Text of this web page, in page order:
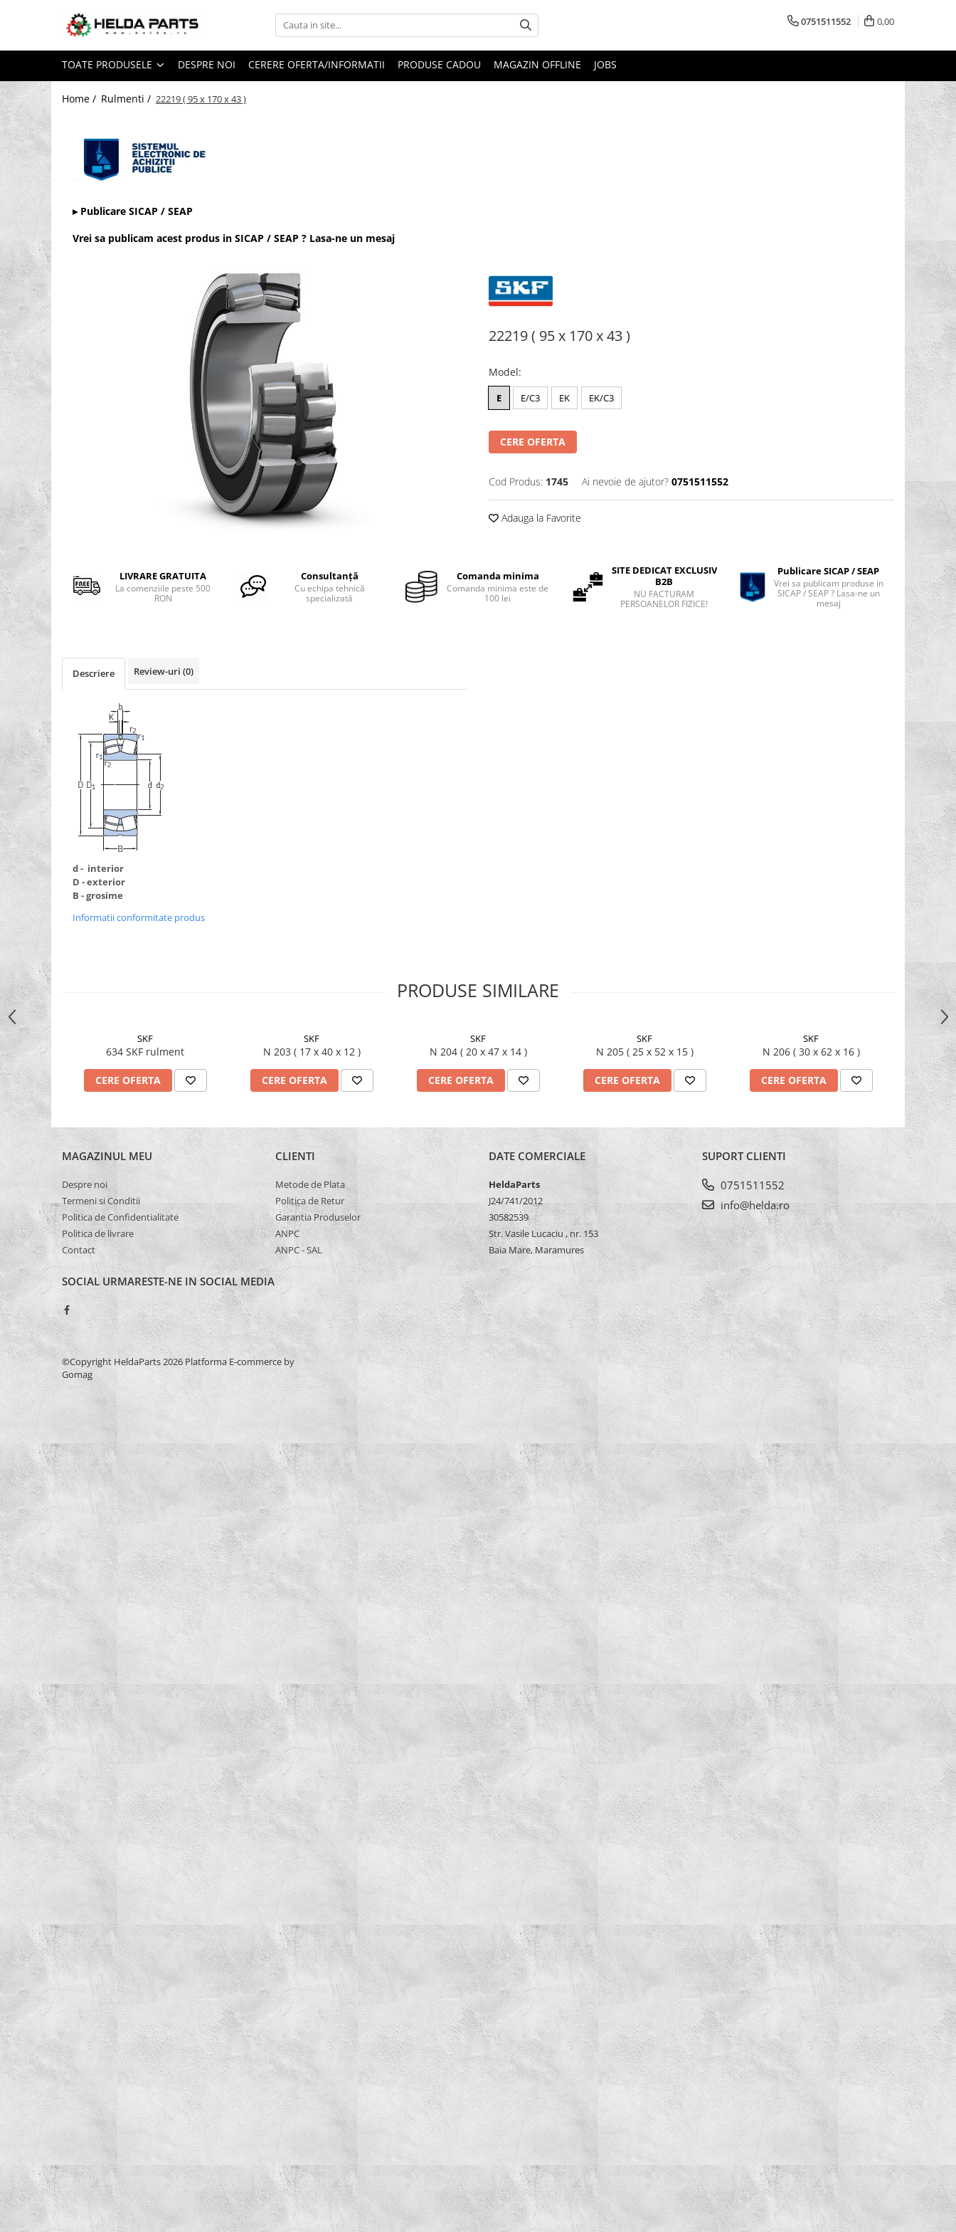
Cu bile
Cu doua randuri de bile
Cu un rand de bile
Contact unghiular
Contact unghiular de precizie
Cu role cilindrice
Cu un rand de role
Cu role butoi
Cu role conice
Rulmenti axiali cu role butoi
Rulmenti de presiune
Rulmenti osc. cu role butoi
Curele
Curele trapezoidale
10x
13x
17x
20x
22x
32x
SPA
SPB
SPZ
Curele Dintate
AVX
BX
XPA
XPB
XPZ
Sudura
Scule
Chei
Chei Cu Clichet
Chei Dinamometrice
Chei Fixe/Combinate
Chei Pentru Filtre
Chei Reglabile
Extractoare/Inductoare
Tubulare
Abrazive
Benzi
Bureti
Capete De Slefuit
Discuri
Perii
Pietre
Adezivi
Aditivi
Burghie
Burghie Beton
Burghie Coada Conica
Burghie Coada Redusa
Burghie Cobalt
Burghie In Trepte
Burghie Lemn
Burghie lungi si extra lungi
Burghie Metal HSS
Burghie Stanga
Carote
Ciocane
Clesti
Coliere
Antivibratie
Arc
De Plastic
Normale
Discuri Taiere
Echipament de lucru
Etansare
Racloare
Manseta
O-ring
Simering
Spray-uri tehnice
Spuma Activa
AdBlue
Creme/Pasta
Detergenti
Parfum
Tehnica de ridicare
Truse
Vaselina
0751511552 0,00
TOATE PRODUSELE DESPRE NOI CERERE OFERTA/INFORMATII PRODUSE CADOU MAGAZIN OFFLINE JOBS
Home / Rulmenti / 22219 ( 95 x 170 x 43 )
▸ Publicare SICAP / SEAP
Vrei sa publicam acest produs in SICAP / SEAP ? Lasa-ne un mesaj
22219 ( 95 x 170 x 43 )
Model:
E E/C3 EK EK/C3
CERE OFERTA
Cod Produs: 1745 Ai nevoie de ajutor? 0751511552
Adauga la Favorite
LIVRARE GRATUITA
La comenziile peste 500
RON
Consultanță
Cu echipa tehnică
specializată
Comanda minima
Comanda minima este de
100 lei
SITE DEDICAT EXCLUSIV
B2B
NU FACTURAM
PERSOANELOR FIZICE!
Publicare SICAP / SEAP
Vrei sa publicam produse in
SICAP / SEAP ? Lasa-ne un
mesaj
Descriere Review-uri (0)
d - interior
D - exterior
B - grosime
Informatii conformitate produs
PRODUSE SIMILARE
SKF
634 SKF rulment
CERE OFERTA
SKF
N 203 ( 17 x 40 x 12 )
CERE OFERTA
SKF
N 204 ( 20 x 47 x 14 )
CERE OFERTA
SKF
N 205 ( 25 x 52 x 15 )
CERE OFERTA
SKF
N 206 ( 30 x 62 x 16 )
CERE OFERTA CERE
MAGAZINUL MEU
Despre noi
Termeni si Conditii
Politica de Confidentialitate
Politica de livrare
Contact
CLIENTI
Metode de Plata
Politica de Retur
Garantia Produselor
ANPC
ANPC - SAL
DATE COMERCIALE
HeldaParts
J24/741/2012
30582539
Str. Vasile Lucaciu , nr. 153
Baia Mare, Maramures
SUPORT CLIENTI
0751511552
info@helda.ro
SOCIALURMARESTE-NE IN SOCIAL MEDIA
©Copyright HeldaParts 2026 Platforma E-commerce by
Gomag